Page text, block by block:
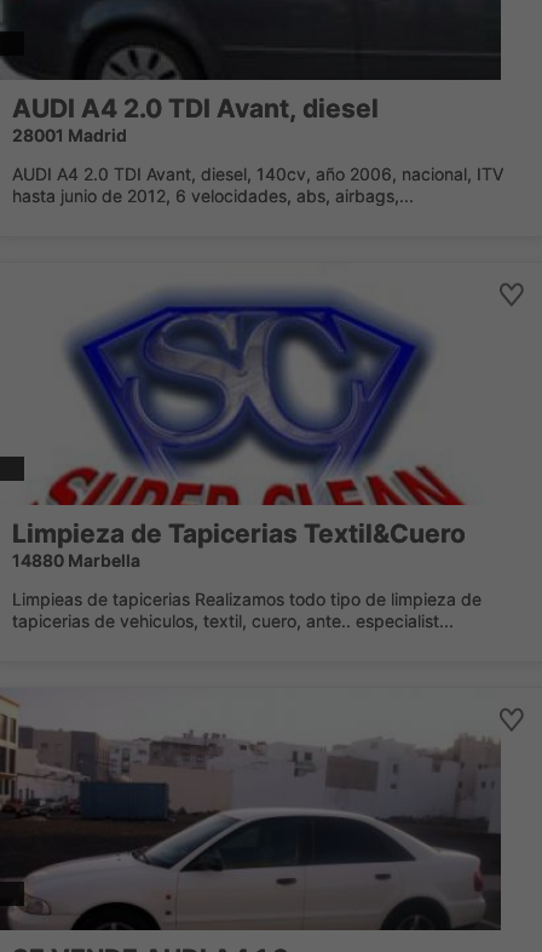
AUDI A4 2.0 TDI Avant, diesel
28001 Madrid
AUDI A4 2.0 TDI Avant, diesel, 140cv, año 2006, nacional, ITV
hasta junio de 2012, 6 velocidades, abs, airbags,...
Limpieza de Tapicerias Textil&Cuero
14880 Marbella
Limpieas de tapicerias Realizamos todo tipo de limpieza de
tapicerias de vehiculos, textil, cuero, ante.. especialist...